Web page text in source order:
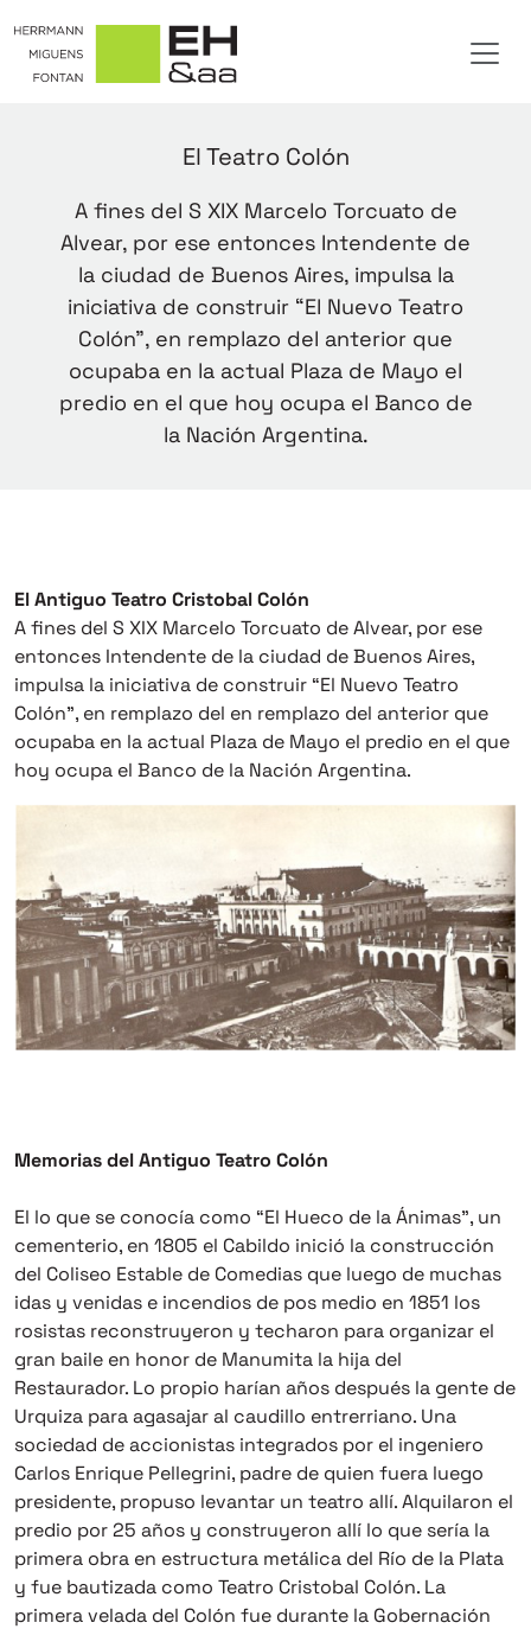
El Teatro Colón
A fines del S XIX Marcelo Torcuato de
Alvear, por ese entonces Intendente de
la ciudad de Buenos Aires, impulsa la
iniciativa de construir “El Nuevo Teatro
Colón”, en remplazo del anterior que
ocupaba en la actual Plaza de Mayo el
predio en el que hoy ocupa el Banco de
la Nación Argentina.
El Antiguo Teatro Cristobal Colón
A fines del S XIX Marcelo Torcuato de Alvear, por ese
entonces Intendente de la ciudad de Buenos Aires,
impulsa la iniciativa de construir “El Nuevo Teatro
Colón”, en remplazo del en remplazo del anterior que
ocupaba en la actual Plaza de Mayo el predio en el que
hoy ocupa el Banco de la Nación Argentina.
Memorias del Antiguo Teatro Colón
El lo que se conocía como “El Hueco de la Ánimas”, un
cementerio, en 1805 el Cabildo inició la construcción
del Coliseo Estable de Comedias que luego de muchas
idas y venidas e incendios de pos medio en 1851 los
rosistas reconstruyeron y techaron para organizar el
gran baile en honor de Manumita la hija del
Restaurador. Lo propio harían años después la gente de
Urquiza para agasajar al caudillo entrerriano. Una
sociedad de accionistas integrados por el ingeniero
Carlos Enrique Pellegrini, padre de quien fuera luego
presidente, propuso levantar un teatro allí. Alquilaron el
predio por 25 años y construyeron allí lo que sería la
primera obra en estructura metálica del Río de la Plata
y fue bautizada como Teatro Cristobal Colón. La
primera velada del Colón fue durante la Gobernación